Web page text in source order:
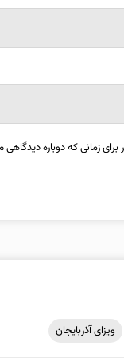
زمانی که دوباره
ویزای آذربایجان